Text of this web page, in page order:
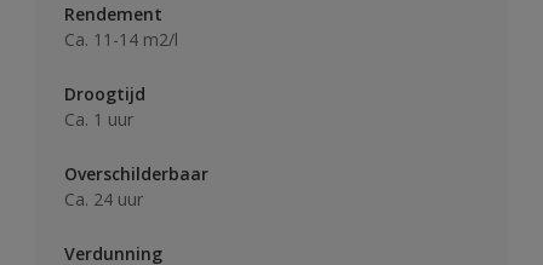
Rendement
Ca. 11-14 m2/l
Droogtijd
Ca. 1 uur
Overschilderbaar
Ca. 24 uur
Verdunning